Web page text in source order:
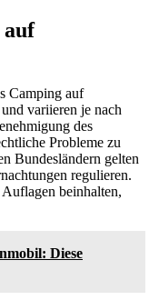
auf
Camping auf
variieren je nach
des
Probleme zu
Bundesländern gelten
regulieren.
beinhalten,
Diese